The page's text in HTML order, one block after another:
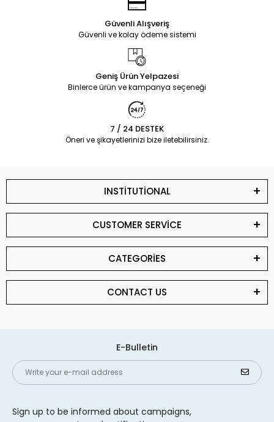
Güvenli Alışveriş
Güvenli ve kolay ödeme sistemi
Geniş Ürün Yelpazesi
Binlerce ürün ve kampanya seçeneği
7 / 24 DESTEK
Öneri ve şikayetlerinizi bize iletebilirsiniz.
INSTİTUTİONAL
CUSTOMER SERVİCE
CATEGORİES
CONTACT US
E-Bulletin
Sign up to be informed about campaigns,